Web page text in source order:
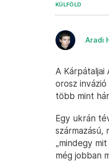
KÜLFÖLD
Aradi
A Kárpátaljai
orosz
több mint
Egy ukrán
származású,
„mindegy
még jobban